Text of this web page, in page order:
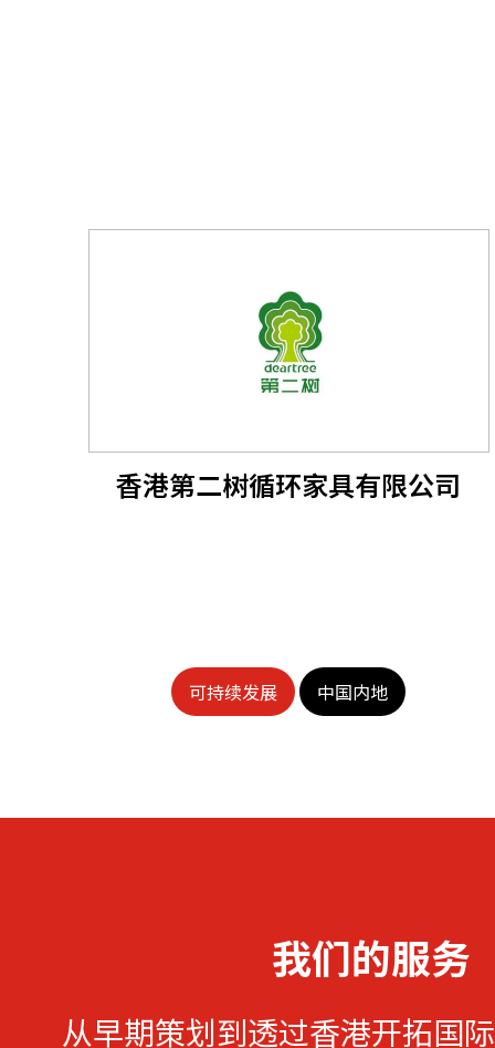
香港第二树循环家具有限公司
可持续发展 中国内地
我们的服务
从早期策划到透过香港开拓国